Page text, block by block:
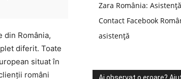
România,
diferit. Toate
situat în
români
Zara România:
Contact Facebook
asistență